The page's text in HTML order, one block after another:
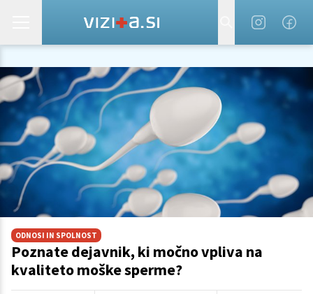
ODNOSI IN SPOLNOST
Poznate dejavnik, ki močno vpliva na
kvaliteto moške sperme?